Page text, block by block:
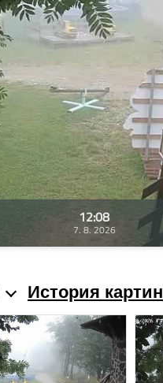
12:08
7. 8. 2026
История картин